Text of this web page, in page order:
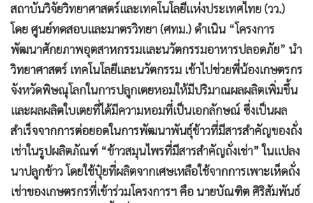
• Factcheck
• ญี่ปุ่น
• News1
•
Gotomanager
สถาบันวิจัยวิทยาศาสตร์และเทคโนโลยีแห่งประเทศไทย (วว.)
โดย ศูนย์ทดสอบและมาตรวิทยา (ศทม.) ดำเนิน “โครงการ
พัฒนาศักยภาพอุตสาหกรรมและนวัตกรรมอาหารปลอดภัย” นำ
วิทยาศาสตร์ เทคโนโลยีและนวัตกรรม เข้าไปช่วยพี่น้องเกษตรกร
จังหวัดพิษณุโลกในการปลูกเตยหอมให้มีปริมาณผลผลิตเพิ่มขึ้น
และผลผลิตใบเตยที่ได้มีความหอมที่เป็นเอกลักษณ์ ซึ่งเป็นผล
สำเร็จจากการต่อยอดในการพัฒนาพันธุ์ข้าวที่มีสารสำคัญของถั่ง
เช่าในรูปผลิตภัณฑ์ “ข้าวสมุนไพรที่มีสารสำคัญถั่งเช่า” ในแปลง
นาปลูกข้าว โดยใช้ปุ๋ยที่ผลิตจากเศษเหลือใช้จากการเพาะเห็ดถั่ง
เช่าของเกษตรกรที่เข้าร่วมโครงการฯ คือ นายบัณฑิต ศิริสัมพันธ์